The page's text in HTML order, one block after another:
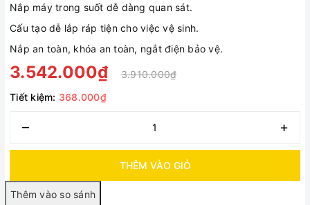
Nắp máy trong suốt dễ dàng quan sát.
Cấu tạo dễ lắp ráp tiện cho việc vệ sinh.
Nắp an toàn, khóa an toàn, ngắt điện bảo vệ.
3.542.000₫
3.910.000₫
Tiết kiệm: 368.000₫
– +
THÊM VÀO GIỎ